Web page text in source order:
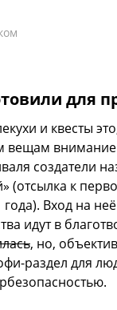
для
и квесты
вещам внимание
создатели
(отсылка к
Вход на
идут в
, но,
раздел для